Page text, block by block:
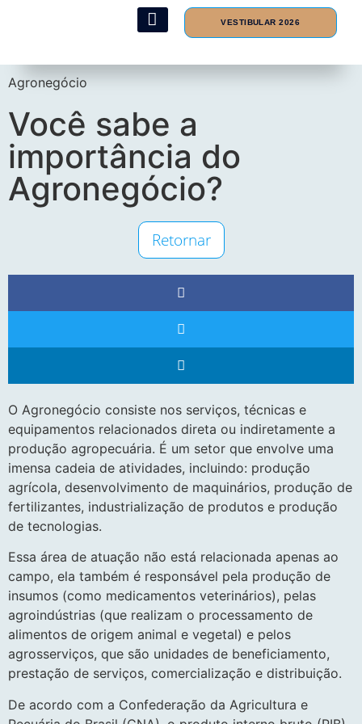
VESTIBULAR 2026
Agronegócio
Você sabe a
importância do
Agronegócio?
Retornar
O Agronegócio consiste nos serviços, técnicas e
equipamentos relacionados direta ou indiretamente a
produção agropecuária. É um setor que envolve uma
imensa cadeia de atividades, incluindo: produção
agrícola, desenvolvimento de maquinários, produção de
fertilizantes, industrialização de produtos e produção
de tecnologias.
Essa área de atuação não está relacionada apenas ao
campo, ela também é responsável pela produção de
insumos (como medicamentos veterinários), pelas
agroindústrias (que realizam o processamento de
alimentos de origem animal e vegetal) e pelos
agrosserviços, que são unidades de beneficiamento,
prestação de serviços, comercialização e distribuição.
De acordo com a Confederação da Agricultura e